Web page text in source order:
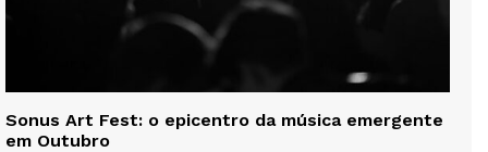
Sonus Art Fest: o epicentro da música emergente
em Outubro